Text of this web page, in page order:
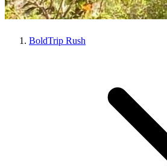
BoldTrip Rush